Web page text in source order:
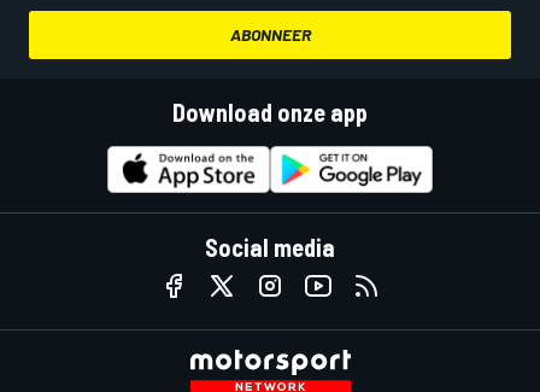
ABONNEER
Download onze app
Social media